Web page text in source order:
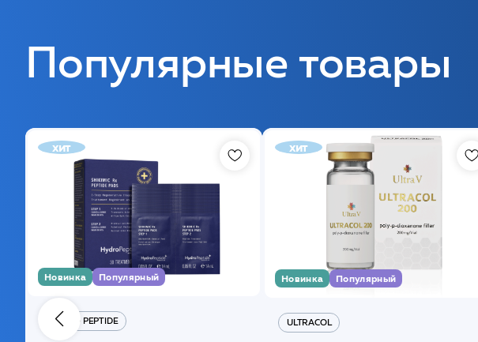
Популярные товары
хит
Новинка Популярный
HYDRO PEPTIDE
хит
Новинка Популярный
ULTRACOL